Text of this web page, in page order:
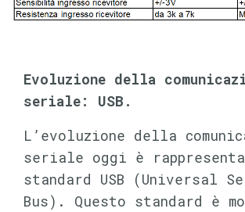
Evoluzione della
seriale: USB.
L’evoluzione della
seriale oggi è
standard USB (Universal
Bus). Questo standard è